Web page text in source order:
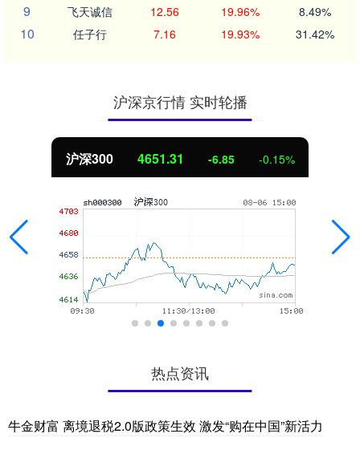
9 飞天诚信 12.56 19.96% 8.49%
10 任子行 7.16 19.93% 31.42%
沪深京行情 实时轮播
北证50 1122.88 0.30%
热点资讯
牛金财富 离境退税2.0版政策生效 激发“购在中国”新活力